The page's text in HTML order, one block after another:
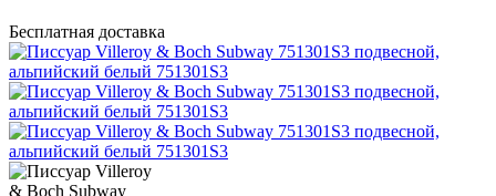
Бесплатная доставка